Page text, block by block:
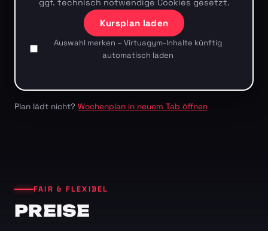
ggf. technisch notwendige Cookies gesetzt.
Kursplan laden
Auswahl merken – Virtuagym-Inhalte künftig
automatisch laden
Plan lädt nicht? Wochenplan in neuem Tab öffnen
FAIR & FLEXIBEL
PREISE